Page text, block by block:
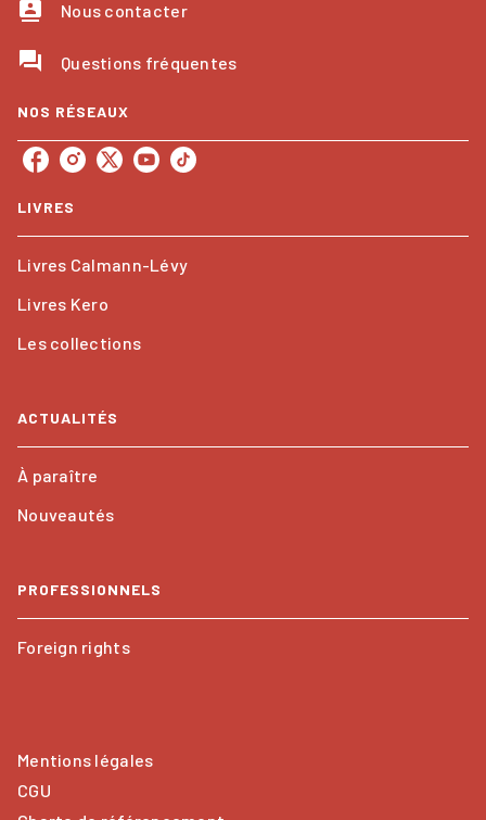
contacts Nous contacter
question_answer Questions fréquentes
NOS RÉSEAUX
LIVRES
Livres Calmann-Lévy
Livres Kero
Les collections
ACTUALITÉS
À paraître
Nouveautés
PROFESSIONNELS
Foreign rights
Mentions légales
CGU